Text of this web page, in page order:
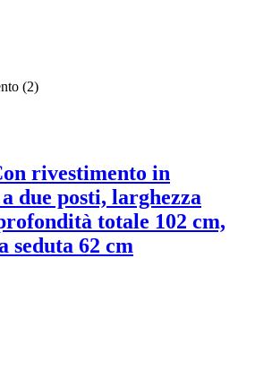
(2)
rivestimento in
due posti, larghezza
totale 102 cm,
seduta 62 cm